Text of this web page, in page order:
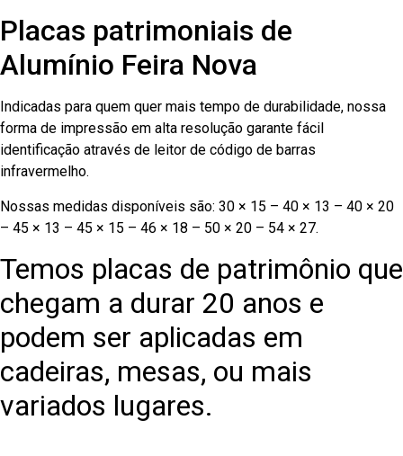
Placas patrimoniais de
Alumínio Feira Nova
Indicadas para quem quer mais tempo de durabilidade, nossa
forma de impressão em alta resolução garante fácil
identificação através de leitor de código de barras
infravermelho.
Nossas medidas disponíveis são: 30 × 15 – 40 × 13 – 40 × 20
– 45 × 13 – 45 × 15 – 46 × 18 – 50 × 20 – 54 × 27.
Temos placas de patrimônio que
chegam a durar 20 anos e
podem ser aplicadas em
cadeiras, mesas, ou mais
variados lugares.